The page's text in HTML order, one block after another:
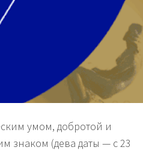
умом, добротой и
знаком (дева даты — с 23